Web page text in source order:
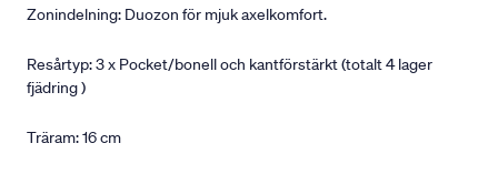
Zonindelning: Duozon för mjuk axelkomfort.
Resårtyp: 3 x Pocket/bonell och kantförstärkt (totalt 4 lager
fjädring )
Träram: 16 cm